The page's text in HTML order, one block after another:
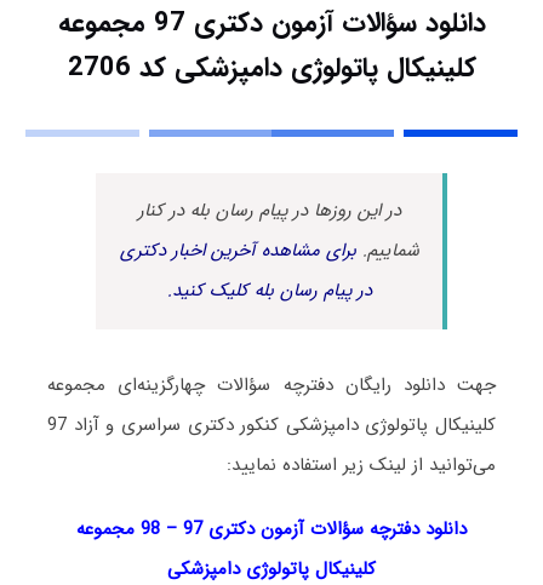
دانلود سؤالات آزمون دکتری 97 مجموعه
کلینیکال پاتولوژی دامپزشکی کد 2706
در این روزها در پیام رسان بله در کنار
شماییم.برای مشاهده آخرین اخبار دکتری
در پیام رسان بله کلیک کنید.
جهت دانلود رایگان دفترچه سؤالات چهارگزینه‌ای مجموعه
کلینیکال پاتولوژی دامپزشکی کنکور دکتری سراسری و آزاد 97
می‌توانید از لینک زیر استفاده نمایید:
دانلود دفترچه سؤالات آزمون دکتری 97 – 98 مجموعه
کلینیکال پاتولوژی دامپزشکی